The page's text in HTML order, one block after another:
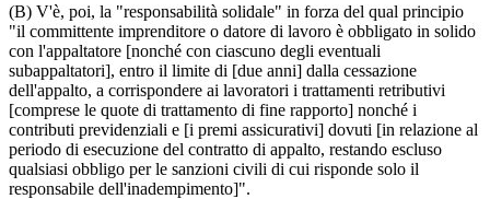
(B) V'è, poi, la "responsabilità solidale" in forza del qual principio
"il committente imprenditore o datore di lavoro è obbligato in solido
con l'appaltatore [nonché con ciascuno degli eventuali
subappaltatori], entro il limite di [due anni] dalla cessazione
dell'appalto, a corrispondere ai lavoratori i trattamenti retributivi
[comprese le quote di trattamento di fine rapporto] nonché i
contributi previdenziali e [i premi assicurativi] dovuti [in relazione al
periodo di esecuzione del contratto di appalto, restando escluso
qualsiasi obbligo per le sanzioni civili di cui risponde solo il
responsabile dell'inadempimento]".